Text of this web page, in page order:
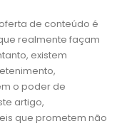
de conteúdo é
realmente façam
existem
o poder de
artigo,
que prometem não